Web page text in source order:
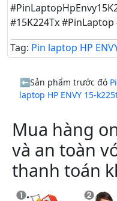
#15K224Tx
Tag: Pin laptop HP
Sản phẩm trước đó
laptop HP ENVY 15-
Mua hàng
và an toàn
thanh toán